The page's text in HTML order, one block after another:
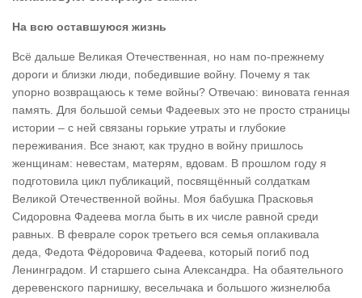
На всю оставшуюся жизнь
Всё дальше Великая Отечественная, но нам по-прежнему
дороги и близки люди, победившие войну. Почему я так
упорно возвращаюсь к теме войны? Отвечаю: виновата генная
память. Для большой семьи Фадеевых это не просто страницы
истории – с ней связаны горькие утраты и глубокие
переживания. Все знают, как трудно в войну пришлось
женщинам: невестам, матерям, вдовам. В прошлом году я
подготовила цикл публикаций, посвящённый солдаткам
Великой Отечественной войны. Моя бабушка Прасковья
Сидоровна Фадеева могла быть в их числе равной среди
равных. В феврале сорок третьего вся семья оплакивала
деда, Федота Фёдоровича Фадеева, который погиб под
Ленинградом. И старшего сына Александра. На обаятельного
деревенского парнишку, весельчака и большого жизнелюба